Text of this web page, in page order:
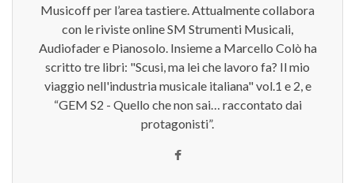
Musicoff per l’area tastiere. Attualmente collabora
con le riviste online SM Strumenti Musicali,
Audiofader e Pianosolo. Insieme a Marcello Colò ha
scritto tre libri: "Scusi, ma lei che lavoro fa? Il mio
viaggio nell'industria musicale italiana" vol.1 e 2, e
“GEM S2 - Quello che non sai… raccontato dai
protagonisti”.